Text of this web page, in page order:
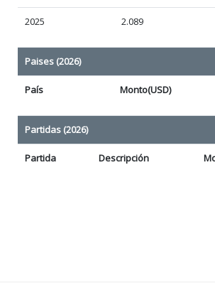
2025 2.089
Paises (2026)
País Monto(USD)
Partidas (2026)
Partida Descripción